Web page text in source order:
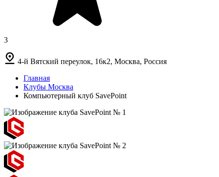
3
4-й Вятский переулок, 16к2, Москва, Россия
Главная
Клубы Москва
Компьютерный клуб SаvePoint